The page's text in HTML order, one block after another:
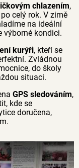
chlazením,
celý rok. V zimě
na ideální
výborné kondici.
kurýři, kteří se
Zvládnou
do školy
situaci.
GPS sledováním,
kde se
doručena,